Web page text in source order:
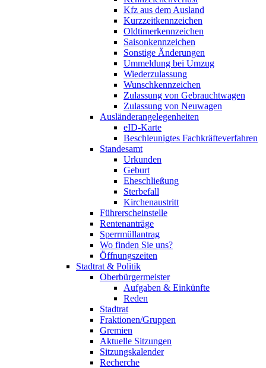
Kfz aus dem Ausland
Kurzzeitkennzeichen
Oldtimerkennzeichen
Saisonkennzeichen
Sonstige Änderungen
Ummeldung bei Umzug
Wiederzulassung
Wunschkennzeichen
Zulassung von Gebrauchtwagen
Zulassung von Neuwagen
Ausländerangelegenheiten
eID-Karte
Beschleunigtes Fachkräfteverfahren
Standesamt
Urkunden
Geburt
Eheschließung
Sterbefall
Kirchenaustritt
Führerscheinstelle
Rentenanträge
Sperrmüllantrag
Wo finden Sie uns?
Öffnungszeiten
Stadtrat & Politik
Oberbürgermeister
Aufgaben & Einkünfte
Reden
Stadtrat
Fraktionen/Gruppen
Gremien
Aktuelle Sitzungen
Sitzungskalender
Recherche